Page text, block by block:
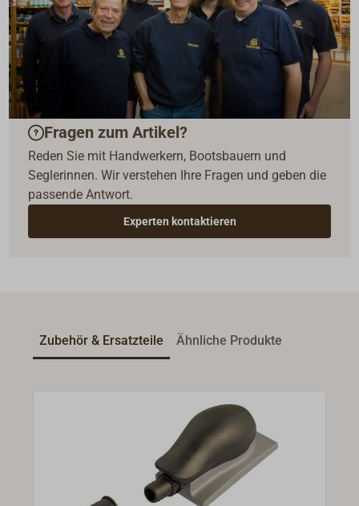
Fragen zum Artikel?
Reden Sie mit Handwerkern, Bootsbauern und
Seglerinnen. Wir verstehen Ihre Fragen und geben die
passende Antwort.
Experten kontaktieren
Zubehör & Ersatzteile Ähnliche Produkte